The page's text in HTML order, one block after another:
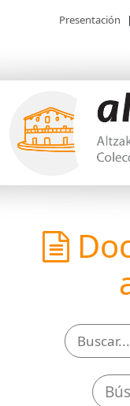
Presentación |